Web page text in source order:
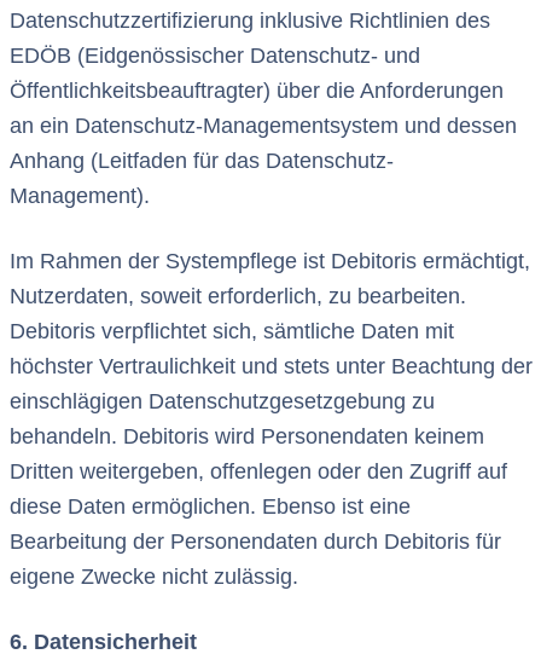
Datenschutzzertifizierung inklusive Richtlinien des
EDÖB (Eidgenössischer Datenschutz- und
Öffentlichkeitsbeauftragter) über die Anforderungen
an ein Datenschutz-Managementsystem und dessen
Anhang (Leitfaden für das Datenschutz-
Management).
Im Rahmen der Systempflege ist Debitoris ermächtigt,
Nutzerdaten, soweit erforderlich, zu bearbeiten.
Debitoris verpflichtet sich, sämtliche Daten mit
höchster Vertraulichkeit und stets unter Beachtung der
einschlägigen Datenschutzgesetzgebung zu
behandeln. Debitoris wird Personendaten keinem
Dritten weitergeben, offenlegen oder den Zugriff auf
diese Daten ermöglichen. Ebenso ist eine
Bearbeitung der Personendaten durch Debitoris für
eigene Zwecke nicht zulässig.
6. Datensicherheit